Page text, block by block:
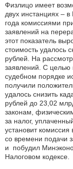
Физлицо имеет
двух инстанциях –
года комиссиями
заявлений на
этот показатель
стоимость удалось
рублей. На
заявлений. С целью
судебном порядке
получили
удалось снизить
рублей до 23,02
законам,
за налог,
установит комиссия
со времени подачи
и побудил
Налоговом кодексе.